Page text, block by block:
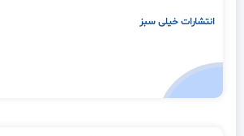
انتشارات خیلی سبز